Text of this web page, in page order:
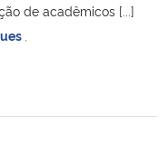
de acadêmicos [...]